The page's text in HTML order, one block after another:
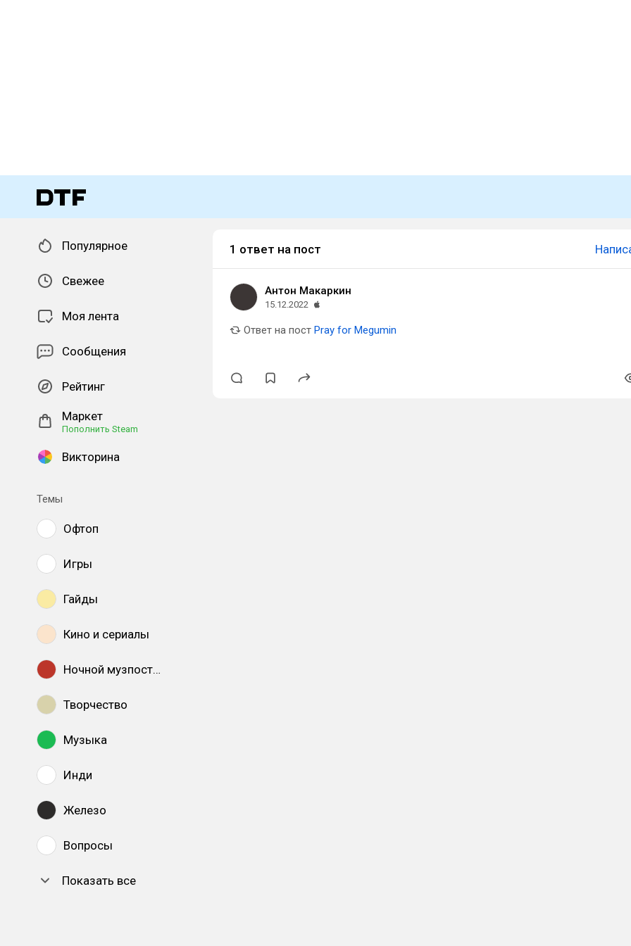
Популярное
Свежее
Моя лента
Сообщения
Рейтинг
Маркет
Пополнить Steam
Викторина
Темы
Офтоп
Игры
Гайды
Кино и сериалы
Ночной музпостинг
Творчество
Музыка
Инди
Железо
Вопросы
Показать все
1 ответ на пост
Антон Макаркин
15.12.2022
Ответ на пост Pray for Megumin